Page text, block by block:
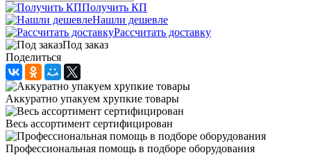
Получить КП
Нашли дешевле
Рассчитать доставку
Под заказ
Поделиться
Аккуратно упакуем хрупкие товары
Весь ассортимент сертифицирован
Профессиональная помощь в подборе оборудования